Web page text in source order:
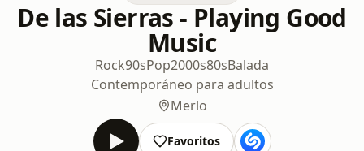
De las Sierras - Playing Good
Music
Rock90sPop2000s80sBalada
Contemporáneo para adultos
Merlo
Favoritos